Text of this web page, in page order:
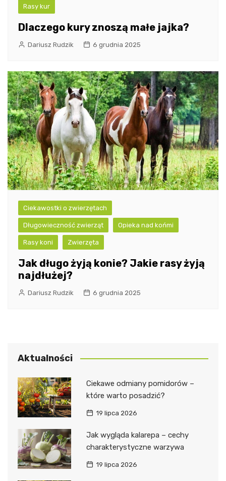
Rasy kur
Dlaczego kury znoszą małe jajka?
Dariusz Rudzik 6 grudnia 2025
Ciekawostki o zwierzętach
Długowieczność zwierząt Opieka nad końmi
Rasy koni Zwierzęta
Jak długo żyją konie? Jakie rasy żyją
najdłużej?
Dariusz Rudzik 6 grudnia 2025
Aktualności
Ciekawe odmiany pomidorów –
które warto posadzić?
19 lipca 2026
Jak wygląda kalarepa – cechy
charakterystyczne warzywa
19 lipca 2026